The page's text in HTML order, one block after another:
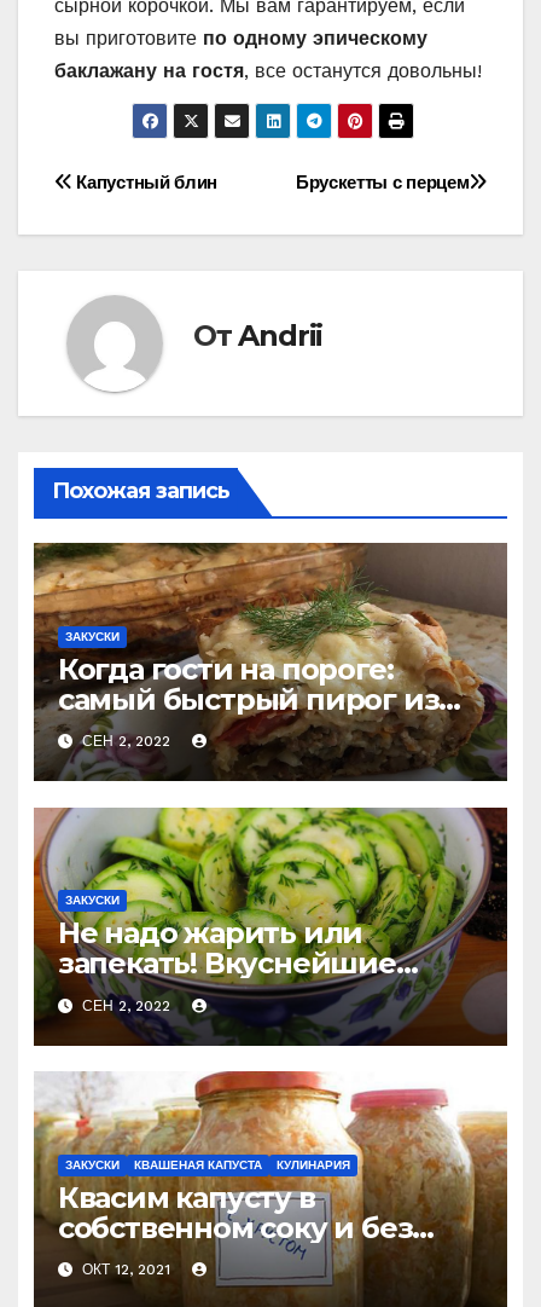
сырной корочкой. Мы вам гарантируем, если
вы приготовите по одному эпическому
баклажану на гостя, все останутся довольны!
Навигация
по
записям
Брускетты с перцем
Капустный блин
ОтAndrii
Похожая запись
ЗАКУСКИ
Когда гости на пороге:
самый быстрый пирог из
лаваша с тремя начинками
СЕН 2, 2022
ЗАКУСКИ
Не надо жарить или
запекать! Вкуснейшие
маринованные кабачки за
считанные минуты
СЕН 2, 2022
ЗАКУСКИ КВАШЕНАЯ КАПУСТА КУЛИНАРИЯ
Квасим капусту в
собственном соку и без
добавления рассола!
Простой способ.
ОКТ 12, 2021